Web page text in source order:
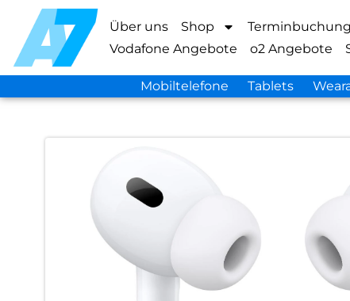
Über uns Shop Terminbuchung
Vodafone Angebote
o2 Angebote
Mobiltelefone Tablets